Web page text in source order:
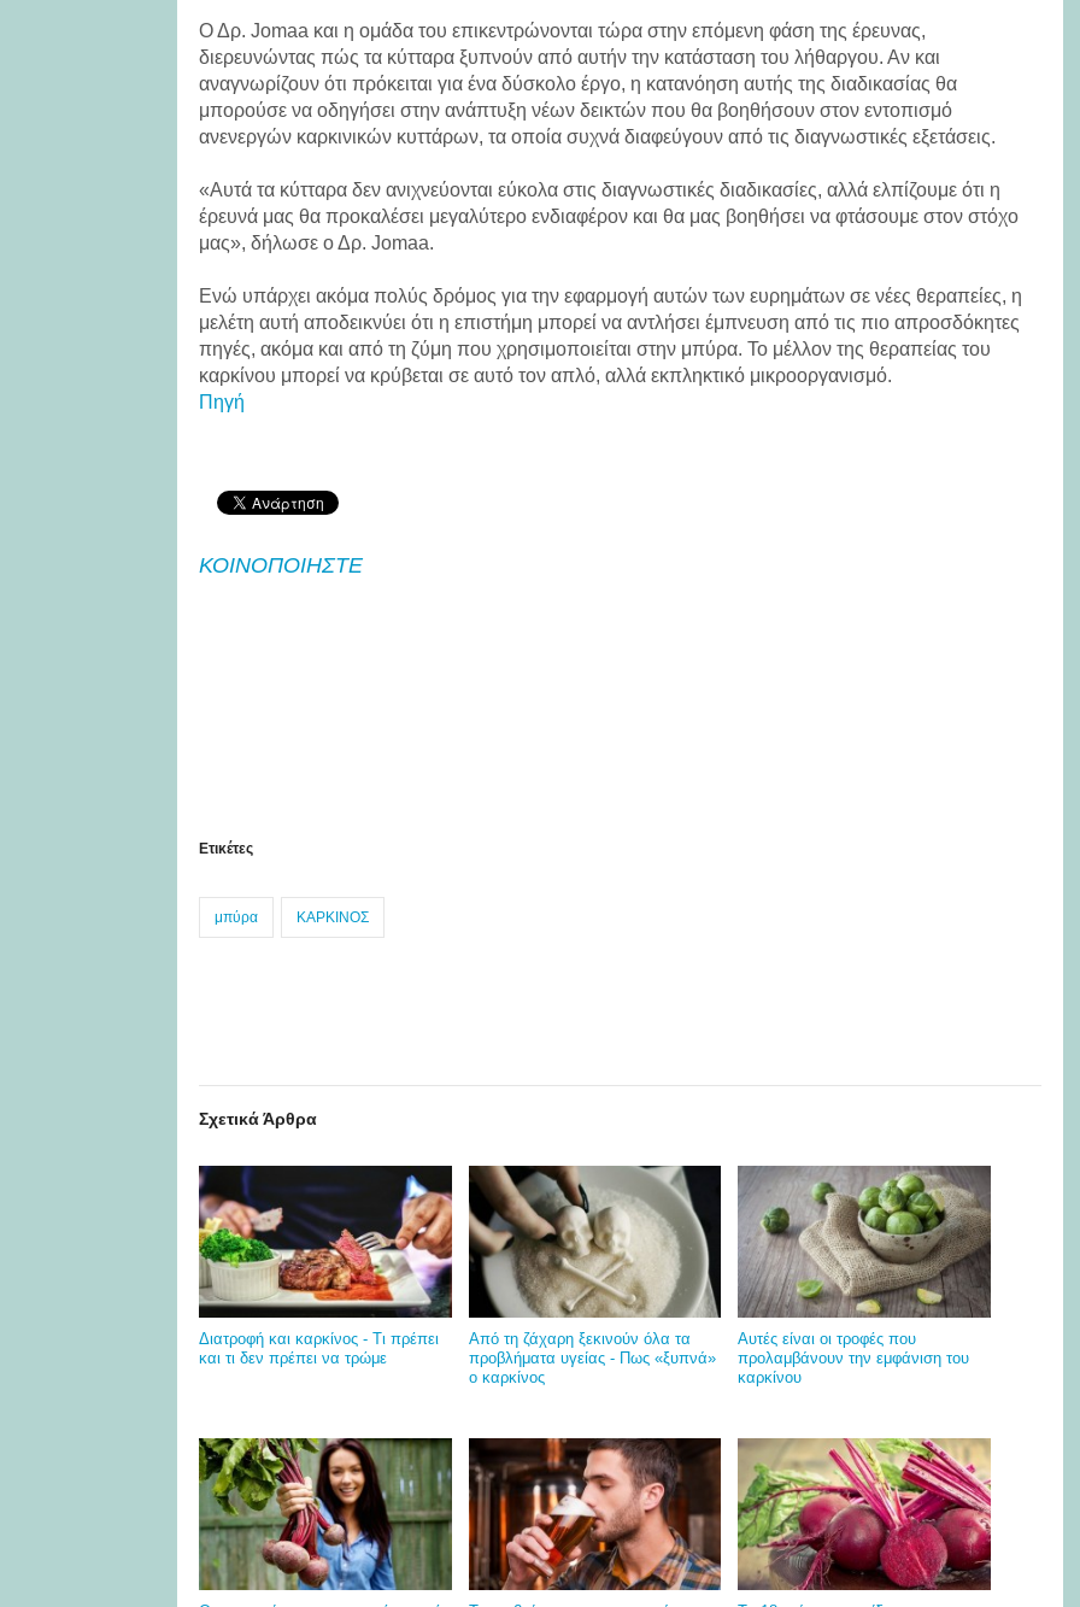
Ο Δρ. Jomaa και η ομάδα του επικεντρώνονται τώρα στην επόμενη φάση της έρευνας,
διερευνώντας πώς τα κύτταρα ξυπνούν από αυτήν την κατάσταση του λήθαργου. Αν και
αναγνωρίζουν ότι πρόκειται για ένα δύσκολο έργο, η κατανόηση αυτής της διαδικασίας θα
μπορούσε να οδηγήσει στην ανάπτυξη νέων δεικτών που θα βοηθήσουν στον εντοπισμό
ανενεργών καρκινικών κυττάρων, τα οποία συχνά διαφεύγουν από τις διαγνωστικές εξετάσεις.
«Αυτά τα κύτταρα δεν ανιχνεύονται εύκολα στις διαγνωστικές διαδικασίες, αλλά ελπίζουμε ότι η
έρευνά μας θα προκαλέσει μεγαλύτερο ενδιαφέρον και θα μας βοηθήσει να φτάσουμε στον στόχο
μας», δήλωσε ο Δρ. Jomaa.
Ενώ υπάρχει ακόμα πολύς δρόμος για την εφαρμογή αυτών των ευρημάτων σε νέες θεραπείες, η
μελέτη αυτή αποδεικνύει ότι η επιστήμη μπορεί να αντλήσει έμπνευση από τις πιο απροσδόκητες
πηγές, ακόμα και από τη ζύμη που χρησιμοποιείται στην μπύρα. Το μέλλον της θεραπείας του
καρκίνου μπορεί να κρύβεται σε αυτό τον απλό, αλλά εκπληκτικό μικροοργανισμό.
Πηγή
ΚΟΙΝΟΠΟΙΗΣΤΕ
Ετικέτες
μπύρα ΚΑΡΚΙΝΟΣ
Σχετικά Άρθρα
Διατροφή και καρκίνος - Τι πρέπει
και τι δεν πρέπει να τρώμε
Από τη ζάχαρη ξεκινούν όλα τα
προβλήματα υγείας - Πως «ξυπνά»
ο καρκίνος
Αυτές είναι οι τροφές που
προλαμβάνουν την εμφάνιση του
καρκίνου